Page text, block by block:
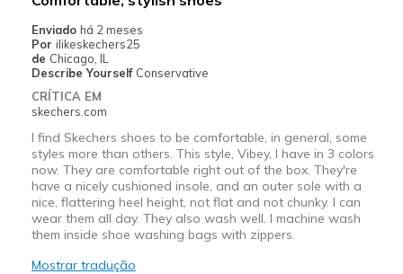
Sizing
View On Shoes
I'm Really Into Shoes
Enviado há 2 meses
Por ilikeskechers25
de Chicago, IL
Describe Yourself Conservative
CRÍTICA EM
skechers.com
I find Skechers shoes to be comfortable, in general, some
styles more than others. This style, Vibey, I have in 3 colors
now. They are comfortable right out of the box. They're
have a nicely cushioned insole, and an outer sole with a
nice, flattering heel height, not flat and not chunky. I can
wear them all day. They also wash well. I machine wash
them inside shoe washing bags with zippers.
Mostrar tradução